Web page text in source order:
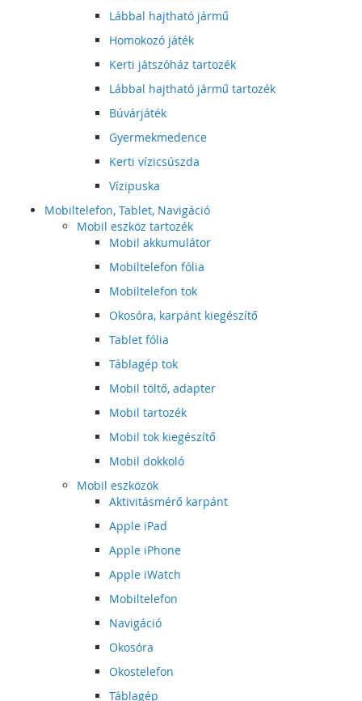
Lábbal hajtható jármű
Homokozó játék
Kerti játszóház tartozék
Lábbal hajtható jármű tartozék
Búvárjáték
Gyermekmedence
Kerti vízicsúszda
Vízipuska
Mobiltelefon, Tablet, Navigáció
Mobil eszköz tartozék
Mobil akkumulátor
Mobiltelefon fólia
Mobiltelefon tok
Okosóra, karpánt kiegészítő
Tablet fólia
Táblagép tok
Mobil töltő, adapter
Mobil tartozék
Mobil tok kiegészítő
Mobil dokkoló
Mobil eszközök
Aktivitásmérő karpánt
Apple iPad
Apple iPhone
Apple iWatch
Mobiltelefon
Navigáció
Okosóra
Okostelefon
Táblagép